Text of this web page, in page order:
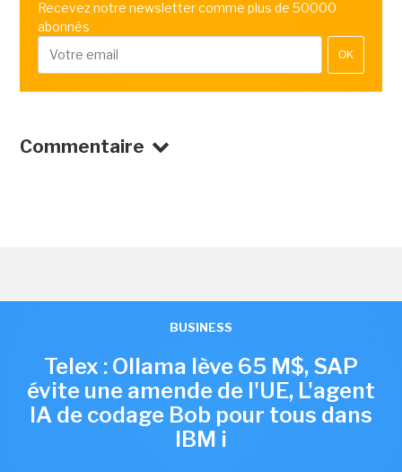
Recevez notre newsletter comme plus de 50000
abonnés
OK
Commentaire
BUSINESS
Telex : Ollama lève 65 M$, SAP
évite une amende de l'UE, L'agent
IA de codage Bob pour tous dans
IBM i